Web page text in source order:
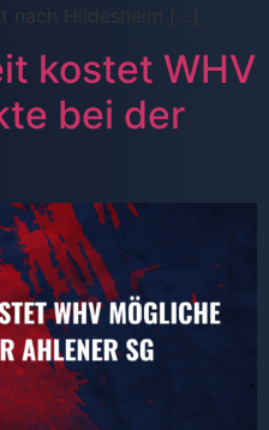
nach Hildesheim […]
kostet WHV
bei der